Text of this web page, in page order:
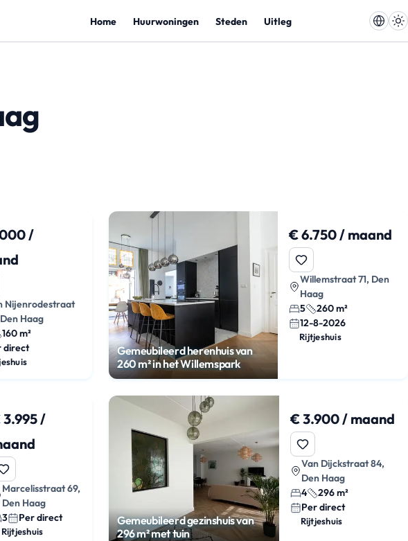
Home Huurwoningen Steden Uitleg
/
Nijenrodestraat
Haag
160 m²
direct
Gemeubileerd herenhuis van
260 m² in het Willemspark
€ 6.750 / maand
Willemstraat 71, Den
Haag
5
260 m²
12-8-2026
Rijtjeshuis
/
Marcelisstraat 69,
Den Haag
3
Per direct
Rijtjeshuis
Gemeubileerd gezinshuis van
296 m² met tuin
€ 3.900 / maand
Van Dijckstraat 84,
Den Haag
4
296 m²
Per direct
Rijtjeshuis